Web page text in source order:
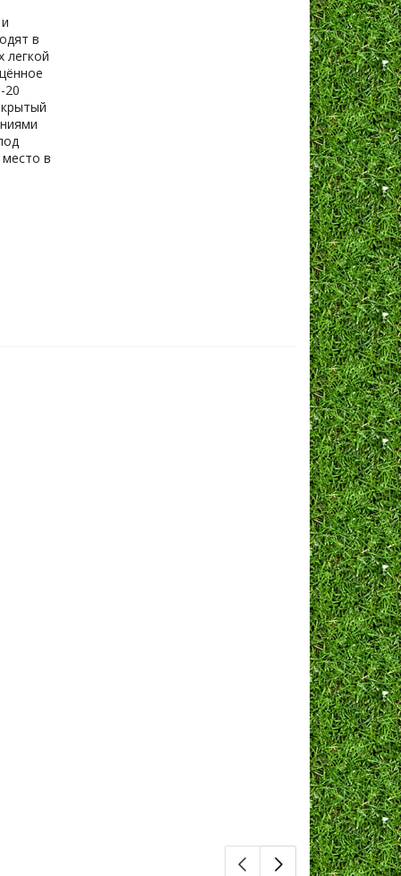
в
легкой
20
в